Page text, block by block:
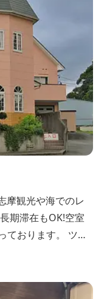
摩観光や海でのレ
期滞在もOK!空室
ております。 ツー
立ち寄りくださ